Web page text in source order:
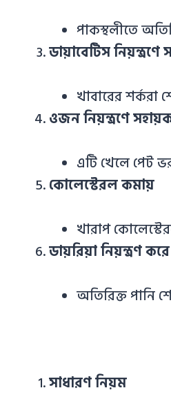
পাকস্থলীতে
ডায়াবেটিস
খাবারের শর্করা
ওজন নিয়ন্ত্রণে
এটি খেলে পেট
কোলেস্টেরল কমায়
খারাপ
ডায়রিয়া নিয়ন্ত্রণ করে
অতিরিক্ত পানি
সাধারণ নিয়ম